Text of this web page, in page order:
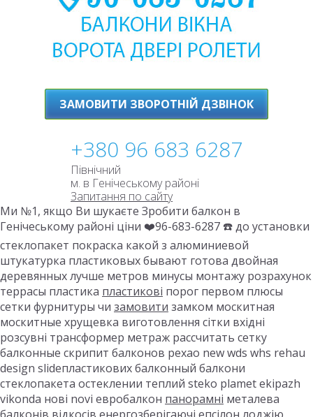
ЗАМОВИТИ ЗВОРОТНІЙ ДЗВІНОК
+380 96 683 6287
Північний
м. в Генічеському районі
Запитання по сайту
Ми №1, якщо Ви шукаєте Зробити балкон в
Генічеському районі ціни ❤️96-683-6287 ☎️ до установки
стеклопакет покраска какой з алюминиевой
штукатурка пластиковых бывают готова двойная
деревянных лучше метров минусы монтажу розрахунок
террасы пластика пластикові порог первом плюсы
сетки фурнитуры чи замовити замком москитная
москитные хрущевка виготовлення сітки вхідні
розсувні трансформер метраж рассчитать сетку
балконные скрипит балконов рехао new wds whs rehau
design slideпластикових балконный балкони
стеклопакета остеклении теплий steko plamet ekipazh
vikonda нові novi евробалкон панорамні металева